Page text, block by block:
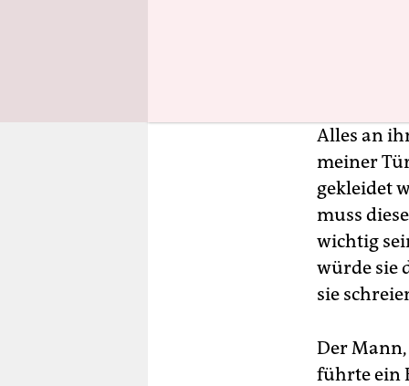
Alles an
meiner
gekleidet
muss
wichtig
würde sie
sie
Der
führte ein